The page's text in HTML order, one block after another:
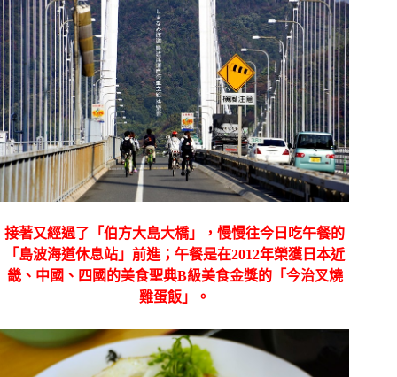
接著又經過了「伯方大島大橋」，慢慢往今日吃午餐的
「島波海道休息站」前進；午餐是在2012年榮獲日本近
畿、中國、四國的美食聖典B級美食金獎的「今治叉燒
雞蛋飯」。